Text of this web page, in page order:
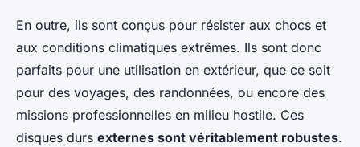
En outre, ils sont conçus pour résister aux chocs et
aux conditions climatiques extrêmes. Ils sont donc
parfaits pour une utilisation en extérieur, que ce soit
pour des voyages, des randonnées, ou encore des
missions professionnelles en milieu hostile. Ces
disques durs externes sont véritablement robustes.